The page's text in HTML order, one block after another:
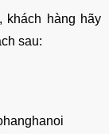
khách hàng hãy
sau: